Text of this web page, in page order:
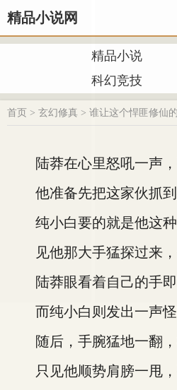
精品小说网
精品小说
科幻竞技
首页 > 玄幻修真 > 谁让这个悍匪修仙的
陆莽在心里怒吼一声，
他准备先把这家伙抓到
纯小白要的就是他这种
见他那大手猛探过来，
陆莽眼看着自己的手即
而纯小白则发出一声怪
随后，手腕猛地一翻，
只见他顺势肩膀一甩，